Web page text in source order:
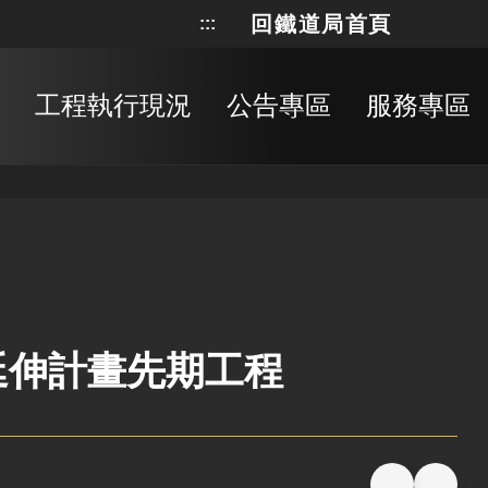
::: 回鐵道局首頁
工程執行現況 公告專區 服務專區
計畫先期工程